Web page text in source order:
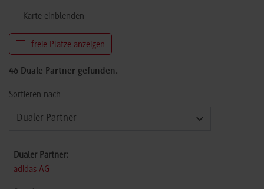
Karte einblenden
freie Plätze anzeigen
46 Duale Partner gefunden.
Sortieren nach
adidas AG